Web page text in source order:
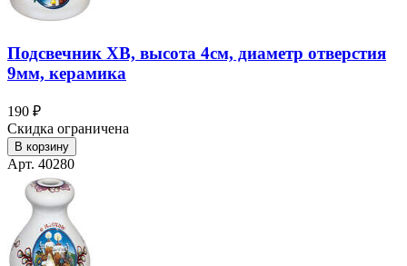
Подсвечник ХВ, высота 4см, диаметр отверстия
9мм, керамика
190 ₽
Скидка ограничена
В корзину
Арт. 40280